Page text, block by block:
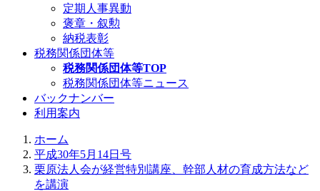
定期人事異動
褒章・叙勲
納税表彰
税務関係団体等
税務関係団体等TOP
税務関係団体等ニュース
バックナンバー
利用案内
ホーム
平成30年5月14日号
栗原法人会が経営特別講座、幹部人材の育成方法など
を講演